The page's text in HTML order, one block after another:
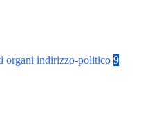
organi indirizzo-politico 9